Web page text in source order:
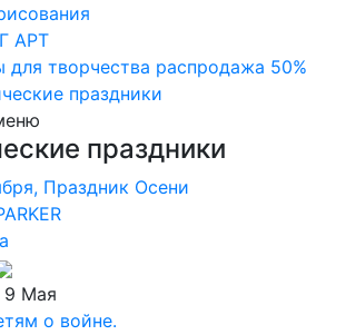
АРТ
для творчества распродажа 50%
праздники
праздники
Праздник Осени
9 Мая
о войне.